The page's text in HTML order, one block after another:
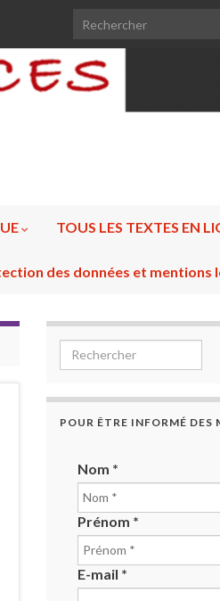
Search for:
TOUS LES TEXTES EN
des données et mentions
Search for:
POUR ÊTRE INFORMÉ DES
Nom *
Prénom *
E-mail *